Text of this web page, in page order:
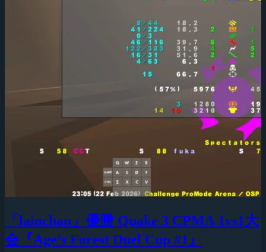
「lainchan」優勝 Quake 3 CPMA 1vs1大
会『Age’s Forest Duel Cup #1』